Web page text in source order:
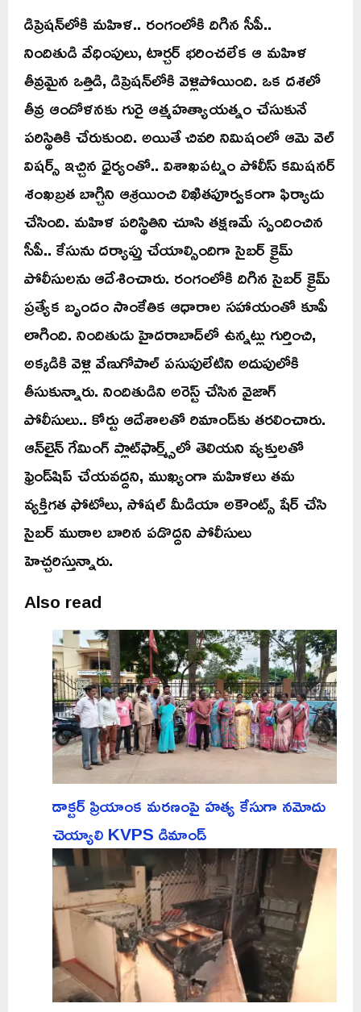
డిప్రెషన్‌లోకి మహిళ.. రంగంలోకి దిగిన సీపీ..
నిందితుడి వేధింపులు, టార్చర్ భరించలేక ఆ మహిళ
తీవ్రమైన ఒత్తిడి, డిప్రెషన్‌లోకి వెళ్లిపోయింది. ఒక దశలో
తీవ్ర ఆందోళనకు గురై ఆత్మహత్యాయత్నం చేసుకునే
పరిస్థితికి చేరుకుంది. అయితే చివరి నిమిషంలో ఆమె వెల్
విషర్స్ ఇచ్చిన ధైర్యంతో.. విశాఖపట్నం పోలీస్ కమిషనర్
శంఖబ్రత బాగ్చిని ఆశ్రయించి లిఖితపూర్వకంగా ఫిర్యాదు
చేసింది. మహిళ పరిస్థితిని చూసి తక్షణమే స్పందించిన
సీపీ.. కేసును దర్యాప్తు చేయాల్సిందిగా సైబర్ క్రైమ్
పోలీసులను ఆదేశించారు. రంగంలోకి దిగిన సైబర్ క్రైమ్
ప్రత్యేక బృందం సాంకేతిక ఆధారాల సహాయంతో కూపీ
లాగింది. నిందితుడు హైదరాబాద్‌లో ఉన్నట్లు గుర్తించి,
అక్కడికి వెళ్లి వేణుగోపాల్ పసుపులేటిని అదుపులోకి
తీసుకున్నారు. నిందితుడిని అరెస్ట్ చేసిన వైజాగ్
పోలీసులు.. కోర్టు ఆదేశాలతో రిమాండ్‌కు తరలించారు.
ఆన్‌లైన్ గేమింగ్ ప్లాట్‌ఫార్మ్స్‌లో తెలియని వ్యక్తులతో
ఫ్రెండ్‌షిప్ చేయవద్దని, ముఖ్యంగా మహిళలు తమ
వ్యక్తిగత ఫోటోలు, సోషల్ మీడియా అకౌంట్స్ షేర్ చేసి
సైబర్ ముఠాల బారిన పడొద్దని పోలీసులు
హెచ్చరిస్తున్నారు.
Also read
డాక్టర్ ప్రియాంక మరణంపై హత్య కేసుగా నమోదు
చెయ్యాలి KVPS డిమాండ్